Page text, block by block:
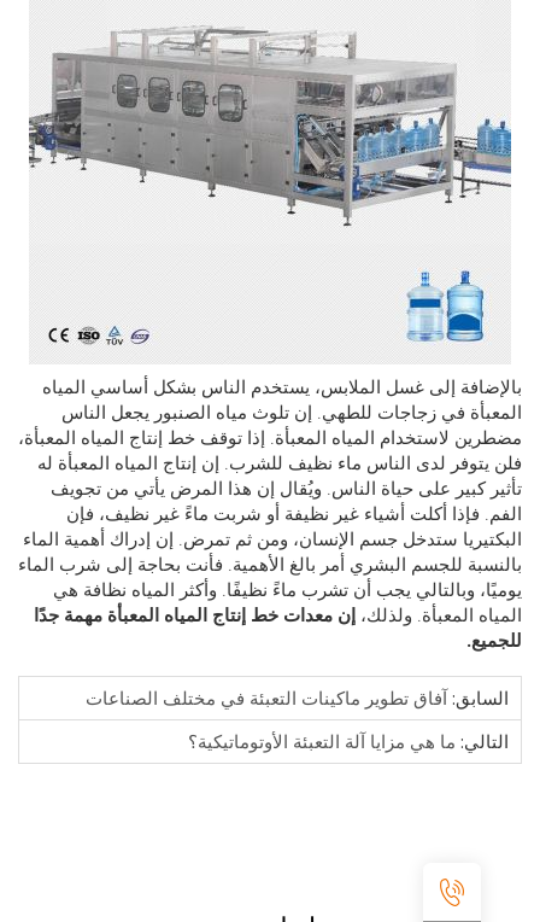
إلى غسل الملابس، يستخدم الناس بشكل أساسي المياه
في زجاجات للطهي. إن تلوث مياه الصنبور يجعل الناس
لاستخدام المياه المعبأة. إذا توقف خط إنتاج المياه المعبأة،
لدى الناس ماء نظيف للشرب. إن إنتاج المياه المعبأة له
كبير على حياة الناس. ويُقال إن هذا المرض يأتي من تجويف
فإذا أكلت أشياء غير نظيفة أو شربت ماءً غير نظيف، فإن
ستدخل جسم الإنسان، ومن ثم تمرض. إن إدراك أهمية الماء
للجسم البشري أمر بالغ الأهمية. فأنت بحاجة إلى شرب الماء
وبالتالي يجب أن تشرب ماءً نظيفًا. وأكثر المياه نظافة هي
المعبأة. ولذلك،إن معدات خط إنتاج المياه المعبأة مهمة جدًا
آفاق تطوير ماكينات التعبئة في مختلف الصناعات
ما هي مزايا آلة التعبئة الأوتوماتيكية؟